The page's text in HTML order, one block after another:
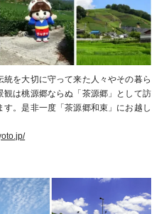
を大切に守って来た人々やその暮ら
観は桃源郷ならぬ「茶源郷」として訪
。是非一度「茶源郷和束」にお越し